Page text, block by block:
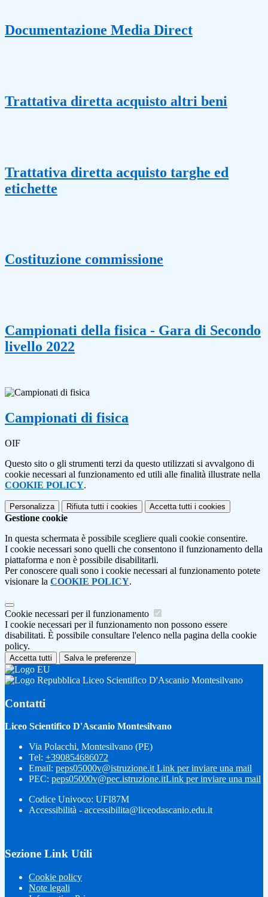
Documentazione Media Direct
Trattativa diretta acquisto altri beni
Trattativa diretta acquisto targhe ed
etichette
Costituzione commissione
Campionati della fisica - Gara di Secondo
livello 2022
Campionati di fisica
OIF
Questo sito o gli strumenti terzi da questo utilizzati si avvalgono di
cookie necessari al funzionamento ed utili alle finalità illustrate nella
COOKIE POLICY.
Personalizza Rifiuta tutti i cookies Accetta tutti i cookies
Gestione cookie
In questa schermata è possibile scegliere quali cookie consentire.
I cookie necessari sono quelli che consentono il funzionamento della
piattaforma e non è possibile disabilitarli.
Per conoscere quali sono i cookie necessari al funzionamento potete
visionare la COOKIE POLICY.
Cookie necessari per il funzionamento
I cookie necessari per il funzionamento non possono essere
disabilitati. È possibile consultare l'elenco nella pagina della cookie
policy.
Accetta tutti Salva le preferenze
Liceo Scientifico D'Ascanio Montesilvano
Contatti
Liceo Scientifico D'Ascanio Montesilvano
Via Polacchi, Montesilvano (PE)
Tel: +390854686072
Email: peps05000v@istruzione.itLink per inviare una mail
PEC: peps05000v@pec.istruzione.itLink per inviare una mail
Codice Univoco: UFI87M
Accessibilità - accessibilita@liceodascanio.edu.it
Sezione Link Utili
Cookie policy
Note legali